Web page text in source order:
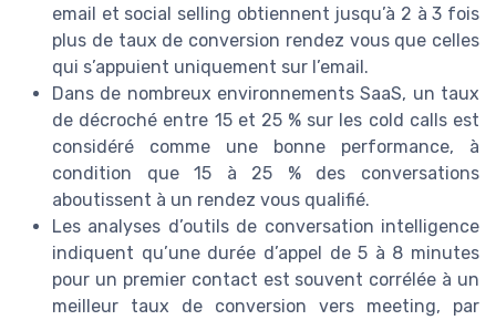
email et social selling obtiennent jusqu’à 2 à 3 fois
plus de taux de conversion rendez vous que celles
qui s’appuient uniquement sur l’email.
Dans de nombreux environnements SaaS, un taux
de décroché entre 15 et 25 % sur les cold calls est
considéré comme une bonne performance, à
condition que 15 à 25 % des conversations
aboutissent à un rendez vous qualifié.
Les analyses d’outils de conversation intelligence
indiquent qu’une durée d’appel de 5 à 8 minutes
pour un premier contact est souvent corrélée à un
meilleur taux de conversion vers meeting, par